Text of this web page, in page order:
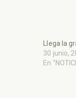
Llega la
30 junio,
En